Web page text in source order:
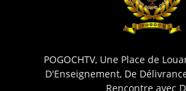
POGOCHTV, Une Place de
D'Enseignement, De
Rencontre avec